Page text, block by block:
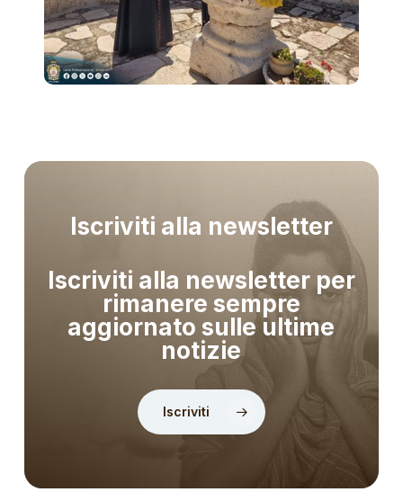
Iscriviti alla newsletter
Iscriviti alla newsletter per
rimanere sempre
aggiornato sulle ultime
notizie
Iscriviti